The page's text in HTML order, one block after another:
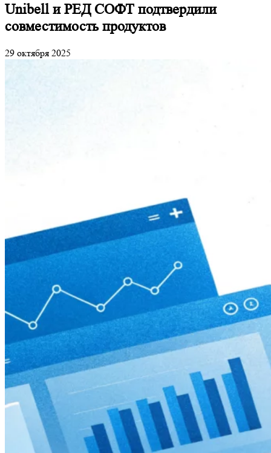
Unibell и РЕД СОФТ подтвердили
совместимость продуктов
29 октября 2025